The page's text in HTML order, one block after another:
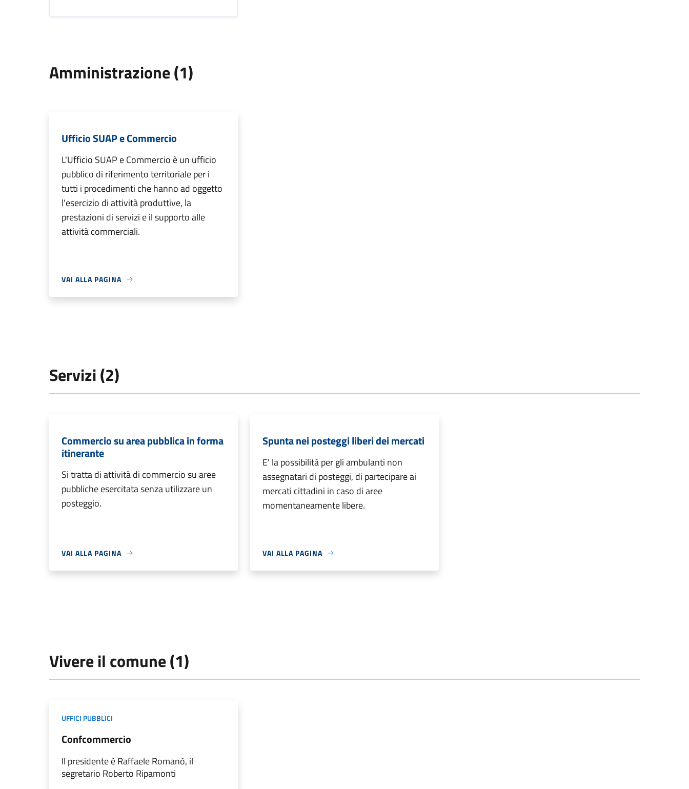
Amministrazione (1)
Ufficio SUAP e Commercio
L'Ufficio SUAP e Commercio è un ufficio
pubblico di riferimento territoriale per i
tutti i procedimenti che hanno ad oggetto
l'esercizio di attività produttive, la
prestazioni di servizi e il supporto alle
attività commerciali.
VAI ALLA PAGINA
Servizi (2)
Commercio su area pubblica in forma
itinerante
Si tratta di attività di commercio su aree
pubbliche esercitata senza utilizzare un
posteggio.
VAI ALLA PAGINA
Spunta nei posteggi liberi dei mercati
E' la possibilità per gli ambulanti non
assegnatari di posteggi, di partecipare ai
mercati cittadini in caso di aree
momentaneamente libere.
VAI ALLA PAGINA
Vivere il comune (1)
UFFICI PUBBLICI
Confcommercio
Il presidente è Raffaele Romanò, il
segretario Roberto Ripamonti